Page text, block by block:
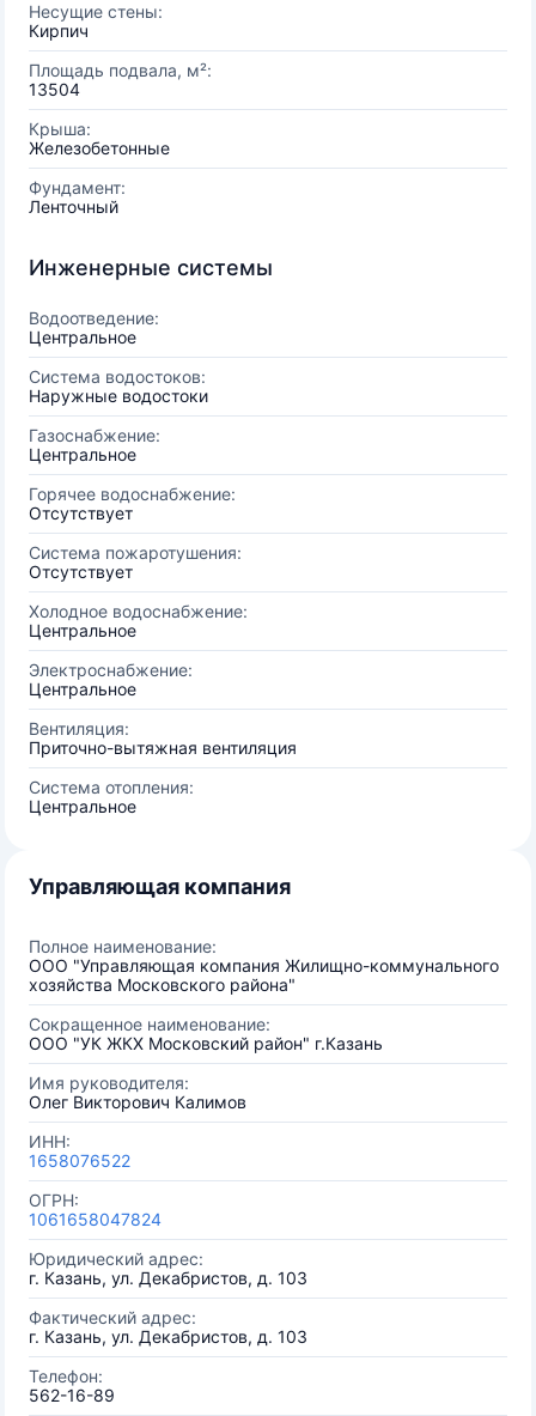
Несущие стены:
Кирпич
Площадь подвала, м²:
13504
Крыша:
Железобетонные
Фундамент:
Ленточный
Инженерные системы
Водоотведение:
Центральное
Система водостоков:
Наружные водостоки
Газоснабжение:
Центральное
Горячее водоснабжение:
Отсутствует
Система пожаротушения:
Отсутствует
Холодное водоснабжение:
Центральное
Электроснабжение:
Центральное
Вентиляция:
Приточно-вытяжная вентиляция
Система отопления:
Центральное
Управляющая компания
Полное наименование:
ООО "Управляющая компания Жилищно-коммунального
хозяйства Московского района"
Сокращенное наименование:
ООО "УК ЖКХ Московский район" г.Казань
Имя руководителя:
Олег Викторович Калимов
ИНН:
1658076522
ОГРН:
1061658047824
Юридический адрес:
г. Казань, ул. Декабристов, д. 103
Фактический адрес:
г. Казань, ул. Декабристов, д. 103
Телефон:
562-16-89